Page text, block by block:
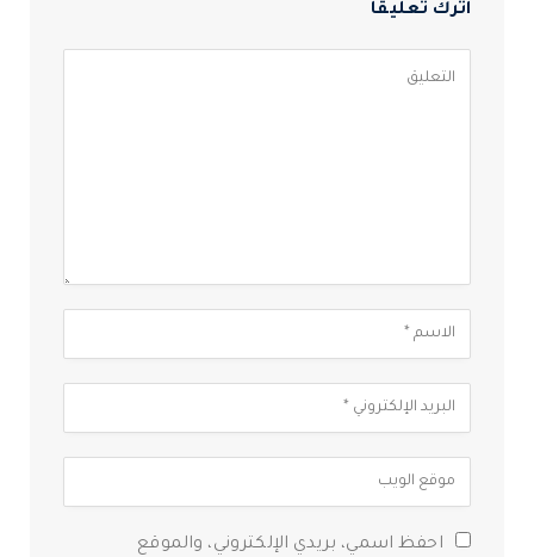
اترك تعليقاً
احفظ اسمي، بريدي الإلكتروني، والموقع